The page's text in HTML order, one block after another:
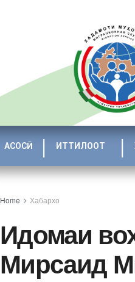
АСОСӢ ИТТИЛООТ
Home Хабархо
Идомаи
Мирсаид